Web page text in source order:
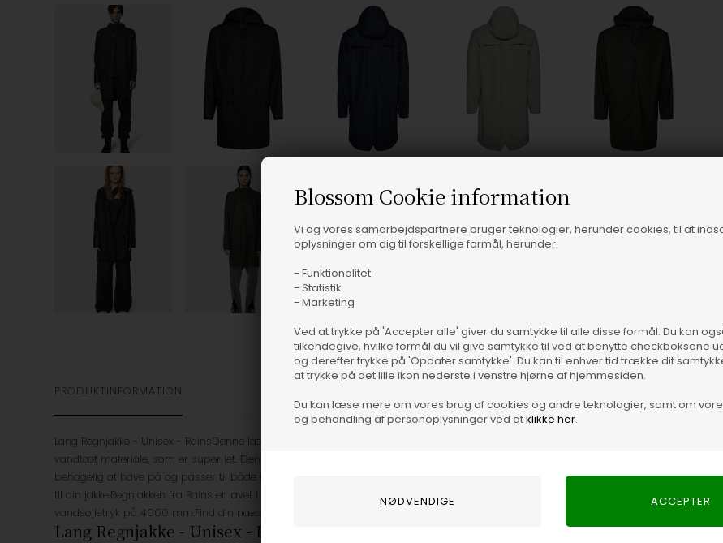
Blossom Cookie information
Vi og vores samarbejdspartnere bruger teknologier, herunder cookies, til at
oplysninger om dig til forskellige formål, herunder:
- Funktionalitet
- Statistik
- Marketing
Ved at trykke på 'Accepter alle' giver du samtykke til alle disse formål. Du kan
tilkendegive, hvilke formål du vil give samtykke til ved at benytte checkboksene
og derefter trykke på 'Opdater samtykke'. Du kan til enhver tid trække dit
at trykke på det lille ikon nederste i venstre hjørne af hjemmesiden.
Du kan læse mere om vores brug af cookies og andre teknologier, samt om
og behandling af personoplysninger ved atklikke her.
PRODUKTINFORMATION
Lang Regnjakke - Unisex - RainsDenne lækre regnjakke er et ikonisk design fra danske Rains. Jakken er fremstillet i et
vandtæt materiale, som er super let. Den har et enkelt minimalistisk udtryk med hætte og lommer. Regnjakken er super
behagelig at have på og passer til både kvinde og herre. Den skær ved knæet. Tilføj regnbukserne og regnhatten fra Rains
til din jakke.Regnjakken fra Rains er lavet i polyester med en polyuretan belægning og der dermed vandtæt med et
vandsøjletryk på 4000 mm.Find din næste regnjakke fra Rains her.
Lang Regnjakke - Unisex - Rains